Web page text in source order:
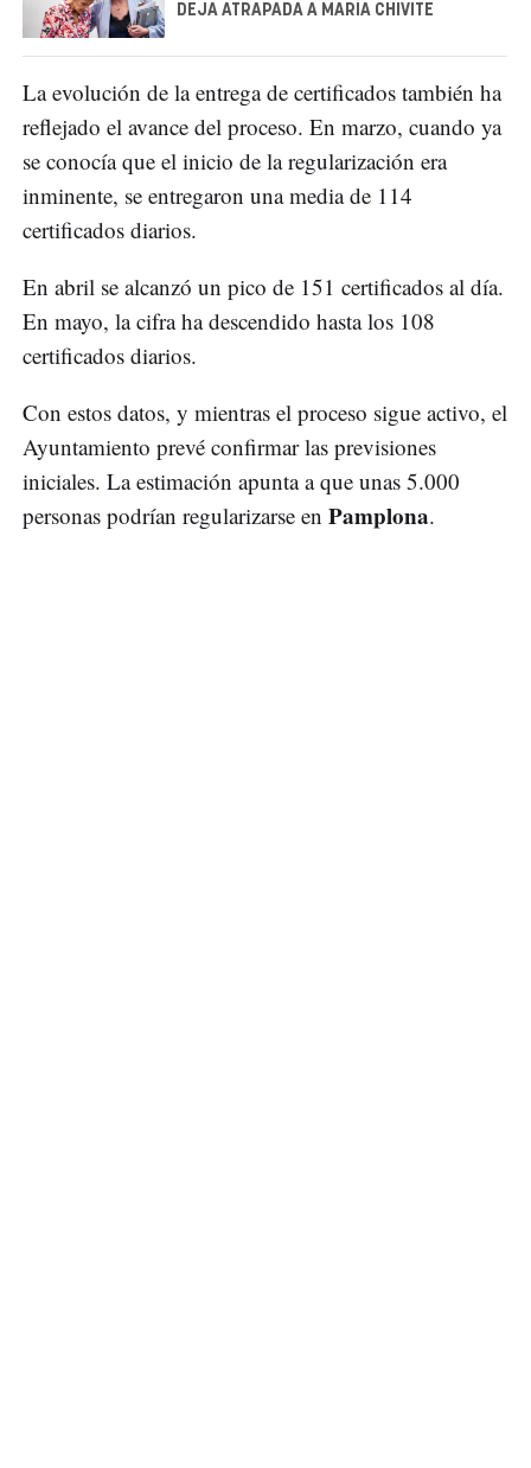
DEJA ATRAPADA A MARÍA CHIVITE
La evolución de la entrega de certificados también ha
reflejado el avance del proceso. En marzo, cuando ya
se conocía que el inicio de la regularización era
inminente, se entregaron una media de 114
certificados diarios.
En abril se alcanzó un pico de 151 certificados al día.
En mayo, la cifra ha descendido hasta los 108
certificados diarios.
Con estos datos, y mientras el proceso sigue activo, el
Ayuntamiento prevé confirmar las previsiones
iniciales. La estimación apunta a que unas 5.000
personas podrían regularizarse en Pamplona.